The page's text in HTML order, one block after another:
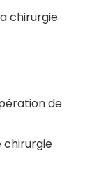
chirurgie
de
chirurgie